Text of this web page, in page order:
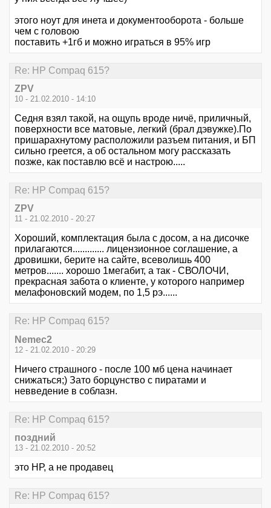
этого ноут для инета и документооборота - больше
чем с головою
поставить +1гб и можно играться в 95% игр
Re: HР Сompaq 615?
ZPV
10 - 21.02.2010 - 14:10
Седня взял такой, на ощупь вроде ничё, приличный,
поверхности все матовые, легкий (брал дэвужке).По
пришарахнутому расположили разъем питания, и БП
сильно греется, а об остальном могу рассказать
позже, как поставлю всё и настрою.....
Re: HР Сompaq 615?
ZPV
11 - 21.02.2010 - 20:27
Хороший, комплектация была с досом, а на дисочке
прилагаются............. лицензионное соглашение, а
дровишки, берите на сайте, всеволишь 400
метров....... хорошо 1мегабит, а так - СВОЛОЧИ,
прекрасная забота о клиенте, у которого например
мелафоновский модем, по 1,5 рэ......
Re: HР Сompaq 615?
Nemec2
12 - 21.02.2010 - 20:29
Ничего страшного - после 100 мб цена начинает
снижаться;) Зато борцунство с пиратами и
невведение в соблазн.
Re: HР Сompaq 615?
поздний
13 - 21.02.2010 - 20:52
это НР, а не продавец
Re: HР Сompaq 615?